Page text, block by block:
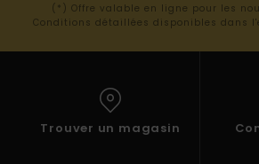
(*) Offre valable en ligne pour les
Conditions détaillées disponibles dans
Trouver un magasin